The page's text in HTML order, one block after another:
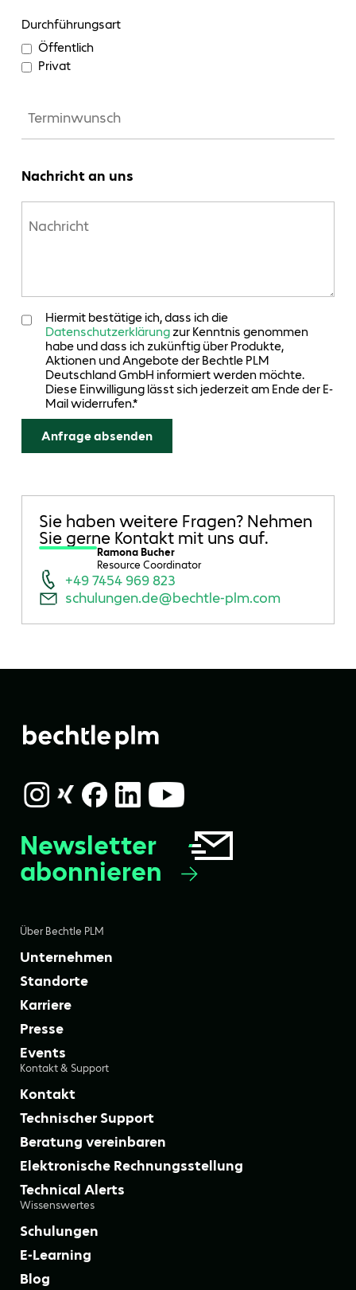
Durchführungsart
Öffentlich
Privat
Nachricht an uns
Hiermit bestätige ich, dass ich die
Datenschutzerklärungzur Kenntnis genommen
habe und dass ich zukünftig über Produkte,
Aktionen und Angebote der Bechtle PLM
Deutschland GmbH informiert werden möchte.
Diese Einwilligung lässt sich jederzeit am Ende der E-
Mail widerrufen.*
Sie haben weitere Fragen? Nehmen
Sie gerne Kontakt mit uns auf.
Ramona Bucher
Resource Coordinator
+49 7454 969 823
schulungen.de@bechtle-plm.com
Über Bechtle PLM
Unternehmen
Standorte
Karriere
Presse
Events
Kontakt & Support
Kontakt
Technischer Support
Beratung vereinbaren
Elektronische Rechnungsstellung
Technical Alerts
Wissenswertes
Schulungen
E-Learning
Blog
Newsletter
abonnieren